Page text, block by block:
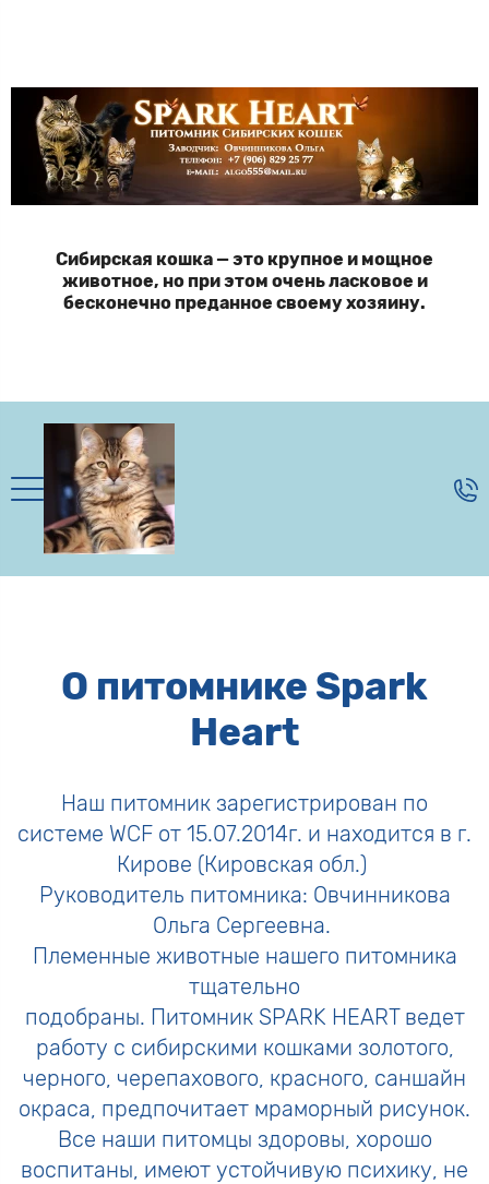
Сибирская кошка — это крупное и мощное
животное, но при этом очень ласковое и
бесконечно преданное своему хозяину.
О питомнике Spark
Heart
Наш питомник зарегистрирован по
системе WCF от 15.07.2014г. и находится в г.
Кирове (Кировская обл.)
Руководитель питомника: Овчинникова
Ольга Сергеевна.
Племенные животные нашего питомника
тщательно
подобраны. Питомник SPARK HEART ведет
работу с сибирскими кошками золотого,
черного, черепахового, красного, саншайн
окраса, предпочитает мраморный рисунок.
Все наши питомцы здоровы, хорошо
воспитаны, имеют устойчивую психику, не